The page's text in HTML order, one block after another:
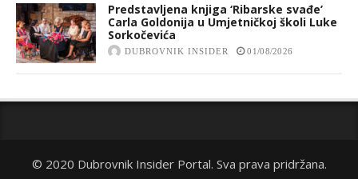
Predstavljena knjiga ‘Ribarske svađe’
Carla Goldonija u Umjetničkoj školi Luke
Sorkočevića
DUBROVNIK INSIDER 01/08/2026
© 2020 Dubrovnik Insider Portal. Sva prava pridržana.